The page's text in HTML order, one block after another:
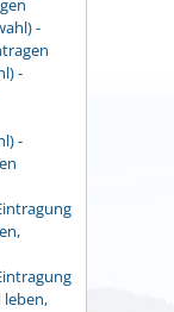
-
-
-
leben,